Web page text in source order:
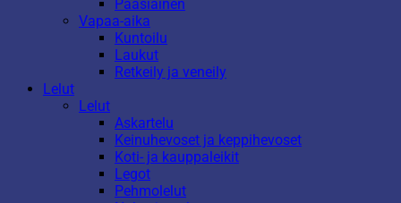
Pääsiäinen
Vapaa-aika
Kuntoilu
Laukut
Retkeily ja veneily
Lelut
Lelut
Askartelu
Keinuhevoset ja keppihevoset
Koti- ja kauppaleikit
Legot
Pehmolelut